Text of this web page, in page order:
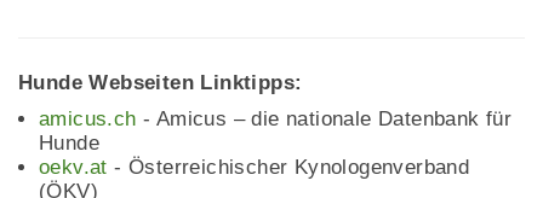
Hunde Webseiten Linktipps:
amicus.ch - Amicus – die nationale Datenbank für
Hunde
oekv.at - Österreichischer Kynologenverband
(ÖKV)